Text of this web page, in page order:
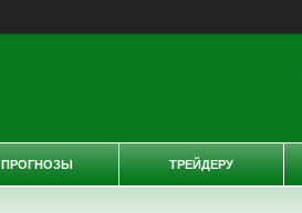
ПРОГНОЗЫ ТРЕЙДЕРУ